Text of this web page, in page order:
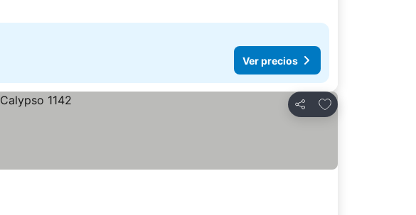
Ver precios
Compartir
Agregar a favoritos